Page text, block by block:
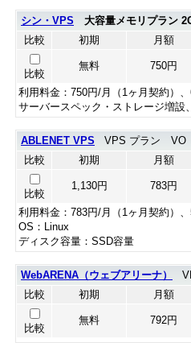
シン・VPS
大容量メモリプラン
比較
初期 月額
比較
無料 750円
利用料金：750円/月（1ヶ月契約）、
サーバースペック・ストレージ増設
ABLENET VPS VPS プラン VO
比較
初期 月額
比較
1,130円 783円
利用料金：783円/月（1ヶ月契約）、
OS：Linux
ディスク容量：SSD容量
WebARENA（ウェブアリーナ）
比較
初期 月額
比較
無料 792円